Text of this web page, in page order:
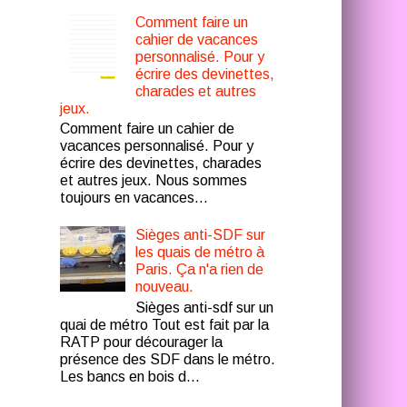
Comment faire un
cahier de vacances
personnalisé. Pour y
écrire des devinettes,
charades et autres
jeux.
Comment faire un cahier de
vacances personnalisé. Pour y
écrire des devinettes, charades
et autres jeux. Nous sommes
toujours en vacances...
Sièges anti-SDF sur
les quais de métro à
Paris. Ça n'a rien de
nouveau.
Sièges anti-sdf sur un
quai de métro Tout est fait par la
RATP pour décourager la
présence des SDF dans le métro.
Les bancs en bois d...